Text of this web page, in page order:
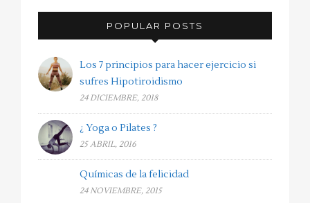
POPULAR POSTS
Los 7 principios para hacer ejercicio si
sufres Hipotiroidismo
24 DICIEMBRE, 2018
¿ Yoga o Pilates ?
25 ABRIL, 2016
Químicas de la felicidad
24 NOVIEMBRE, 2015